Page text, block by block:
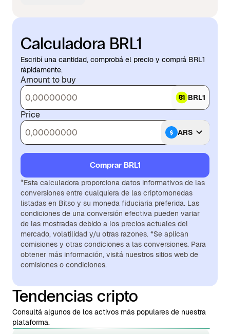
Calculadora BRL1
Escribí una cantidad, comprobá el precio y comprá BRL1
rápidamente.
Amount to buy
BRL1
Price
ARS
Comprar BRL1
*Esta calculadora proporciona datos informativos de las
conversiones entre cualquiera de las criptomonedas
listadas en Bitso y su moneda fiduciaria preferida. Las
condiciones de una conversión efectiva pueden variar
de las mostradas debido a los precios actuales del
mercado, volatilidad y/u otras razones. *Se aplican
comisiones y otras condiciones a las conversiones. Para
obtener más información, visitá nuestros sitios web de
comisiones o condiciones.
Tendencias cripto
Consultá algunos de los activos más populares de nuestra
plataforma.